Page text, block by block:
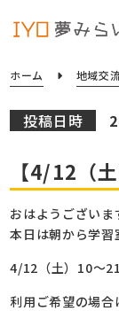
ホーム 地域交
投稿日時
【4/12（
おはようございま
本日は朝から学習
4/12（土）10～
利用ご希望の場合